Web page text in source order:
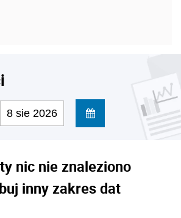
8 sie 2026
nic nie znaleziono
inny zakres dat